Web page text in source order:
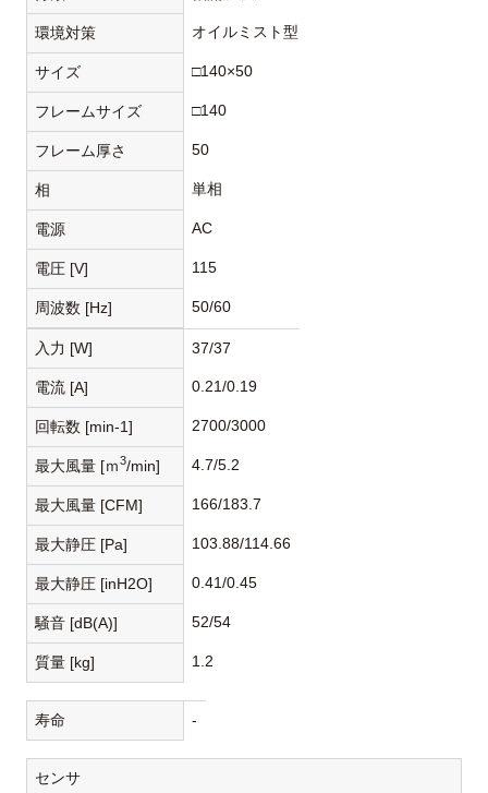
環境対策 オイルミスト型
サイズ □140×50
フレームサイズ □140
フレーム厚さ 50
相 単相
電源 AC
電圧 [V] 115
周波数 [Hz] 50/60
入力 [W] 37/37
電流 [A] 0.21/0.19
回転数 [min-1] 2700/3000
最大風量 [ｍ3/min] 4.7/5.2
最大風量 [CFM] 166/183.7
最大静圧 [Pa] 103.88/114.66
最大静圧 [inH2O] 0.41/0.45
騒音 [dB(A)] 52/54
質量 [kg] 1.2
寿命 -
センサ